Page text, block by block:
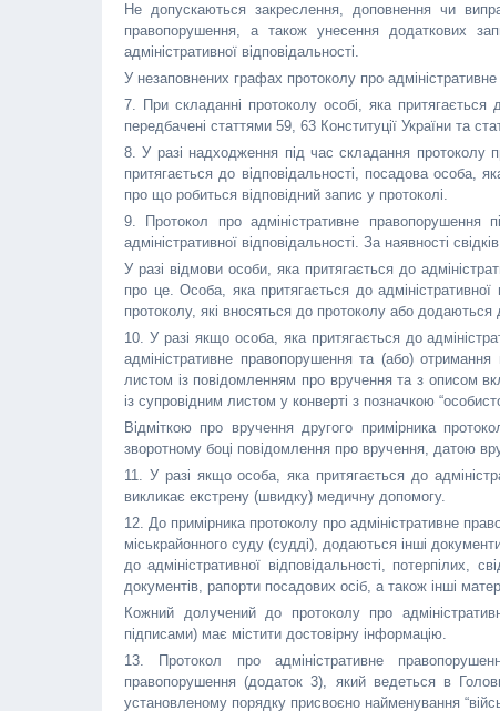
Не допускаються закреслення, доповнення чи
правопорушення, а також унесення додаткових
адміністративної відповідальності.
У незаповнених графах протоколу про
7. При складанні протоколу особі, яка притягається
передбачені статтями 59, 63 Конституції України та
8. У разі надходження під час складання протоколу
притягається до відповідальності, посадова особа,
про що робиться відповідний запис у протоколі.
9. Протокол про адміністративне
адміністративної відповідальності. За наявності
У разі відмови особи, яка притягається до
про це. Особа, яка притягається до
протоколу, які вносяться до протоколу або
10. У разі якщо особа, яка притягається до
адміністративне правопорушення та (або)
листом із повідомленням про вручення та з описом
із супровідним листом у конверті з позначкою
Відміткою про вручення другого примірника
зворотному боці повідомлення про вручення, датою
11. У разі якщо особа, яка притягається до
викликає екстрену (швидку) медичну допомогу.
12. До примірника протоколу про адміністративне
міськрайонного суду (судді), додаються інші
до адміністративної відповідальності, потерпілих,
документів, рапорти посадових осіб, а також інші
Кожний долучений до протоколу про
підписами) має містити достовірну інформацію.
13. Протокол про адміністративне
правопорушення (додаток 3), який ведеться в
установленому порядку присвоєно найменування